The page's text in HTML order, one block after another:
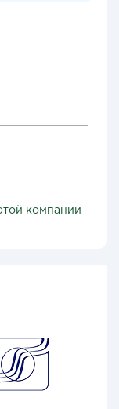
компании